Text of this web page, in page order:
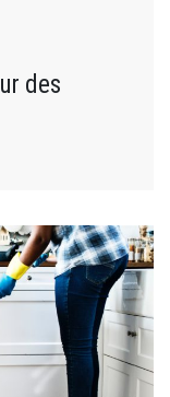
des